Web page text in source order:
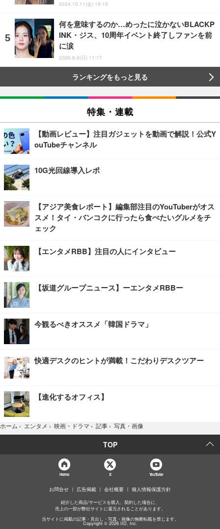
2024.10.11(金) 19:15
何を意味するのか…めったに泣かないBLACKP
INK・ジス、10周年イベント終了しファンを前
に涙
2026.8.9(日) 11:17
ランキングをもっと見る
特集・連載
【動画レビュー】注目ガジェットを動画で解説！公式Y
ouTubeチャンネル
10G光回線導入レポ
【アジア美食レポート】編集部注目のYouTuberがオス
スメ！タイ・バンコクに行ったら食べたいグルメをチ
ェック
【エンタメRBB】注目の人にインタビュー
【坂道グループニュース】ーエンタメRBBー
今観るべきオススメ「韓国ドラマ」
快適デスクのヒントが満載！こだわりデスクツアー
【進化するオフィス】
ホーム › エンタメ › 映画・ドラマ › 記事 › 写真・画像
TOP
Home X YouTube
お問合せ 広告掲載 会社概要 個人情報保護方針
紹介した商品/サービスを購入、契約した場合に、
売上の一部が弊社サイトに還元されることがあります。
当サイトに掲載の記事・見出し・写真・画像の無断転載を禁じます。
Copyright © 2026 IID, Inc.